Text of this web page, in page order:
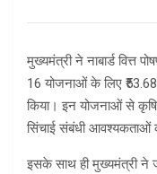
मुख्यमंत्री ने नाबार्ड वित्त
16 योजनाओं के लिए
किया। इन योजनाओं से कृषि
सिंचाई संबंधी आवश्यकताओं
इसके साथ ही मुख्यमंत्री ने